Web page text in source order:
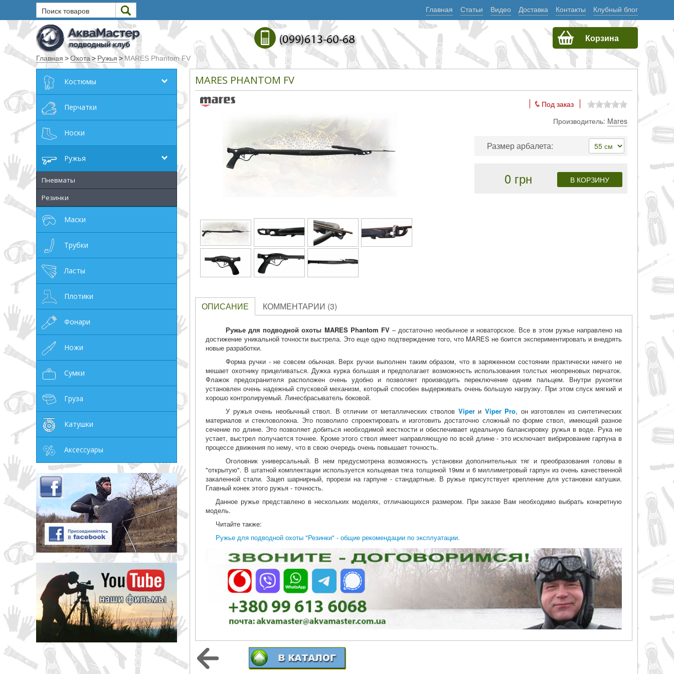
Главная Статьи Видео Доставка Контакты Клубный блог
Поиск товаров
Текст
Искать
Любое из слов
Все слова
Точное совпадение
Производитель
_JSHOP_SEARCH_COINS
от
грн
ОТМЕНА
Корзина
Главная >Охота > Ружья >MARES Phantom FV
Костюмы
Перчатки
Носки
Ружья
Пневматы
Резинки
Маски
Трубки
Ласты
Плотики
Фонари
Ножи
Сумки
Груза
Катушки
Аксессуары
MARES PHANTOM FV
Под заказ
Производитель: Mares
Размер арбалета:
0 грн
ОПИСАНИЕ КОММЕНТАРИИ (3)
Ружье для подводной охоты MARES Phantom FV– достаточно необычное и новаторское. Все в этом ружье направлено на
достижение уникальной точности выстрела. Это еще одно подтверждение того, что MARES не боится экспериментировать и внедрять
новые разработки.
Форма ручки - не совсем обычная. Верх ручки выполнен таким образом, что в заряженном состоянии практически ничего не
мешает охотнику прицеливаться. Дужка курка большая и предполагает возможность использования толстых неопреновых перчаток.
Флажок предохранителя расположен очень удобно и позволяет производить переключение одним пальцем. Внутри рукоятки
установлен очень надежный спусковой механизм, который способен выдерживать очень большую нагрузку. При этом спуск мягкий и
хорошо контролируемый. Линесбрасыватель боковой.
У ружья очень необычный ствол. В отличии от металлических стволов Viperи Viper Pro, он изготовлен из синтетических
материалов и стекловолокна. Это позволило спроектировать и изготовить достаточно сложный по форме ствол, имеющий разное
сечение по длине. Это позволяет добиться необходимой жесткости и обеспечивает идеальную балансировку ружья в воде. Рука не
устает, выстрел получается точнее. Кроме этого ствол имеет направляющую по всей длине - это исключает вибрирование гарпуна в
процессе движения по нему, что в свою очередь очень повышает точность.
Оголовник универсальный. В нем предусмотрена возможность установки дополнительных тяг и преобразования головы в
"открытую". В штатной комплектации используется кольцевая тяга толщиной 19мм и 6 миллиметровый гарпун из очень качественной
закаленной стали. Зацеп шарнирный, прорези на гарпуне - стандартные. В ружье присутствует крепление для установки катушки.
Главный конек этого ружья - точность.
Данное ружье представлено в нескольких моделях, отличающихся размером. При заказе Вам необходимо выбрать конкретную
модель.
Читайте также:
Ружье для подводной охоты "Резинки" - общие рекомендации по эксплуатации.